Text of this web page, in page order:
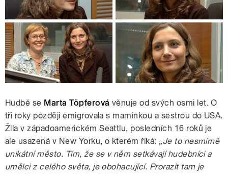
Hudbě se Marta Töpferová věnuje od svých osmi let. O
tři roky později emigrovala s maminkou a sestrou do USA.
Žila v západoamerickém Seattlu, posledních 16 roků je
ale usazená v New Yorku, o kterém říká: „Je to nesmírně
unikátní město. Tím, že se v něm setkávají hudebníci a
umělci z celého světa, je obohacující. Prorazit tam je